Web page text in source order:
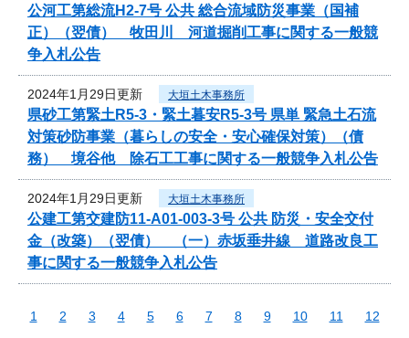
公河工第総流H2-7号 公共 総合流域防災事業（国補
正）（翌債） 牧田川 河道掘削工事に関する一般競
争入札公告
2024年1月29日更新 大垣土木事務所
県砂工第緊土R5-3・緊土暮安R5-3号 県単 緊急土石流
対策砂防事業（暮らしの安全・安心確保対策）（債
務） 境谷他 除石工工事に関する一般競争入札公告
2024年1月29日更新 大垣土木事務所
公建工第交建防11-A01-003-3号 公共 防災・安全交付
金（改築）（翌債） （一）赤坂垂井線 道路改良工
事に関する一般競争入札公告
1 2 3 4 5 6 7 8 9 10 11
12